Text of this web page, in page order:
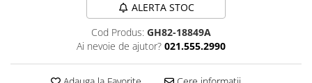
ALERTA STOC
Cod Produs: GH82-18849A
Ai nevoie de ajutor? 021.555.2990